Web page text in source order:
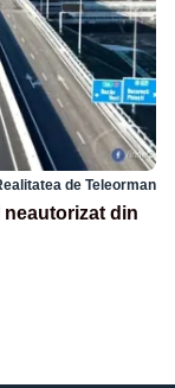
de Teleorman
din